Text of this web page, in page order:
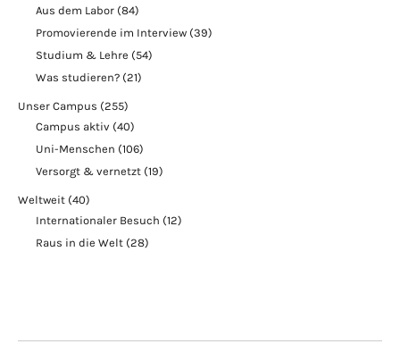
Aus dem Labor (84)
Promovierende im Interview (39)
Studium & Lehre (54)
Was studieren? (21)
Unser Campus (255)
Campus aktiv (40)
Uni-Menschen (106)
Versorgt & vernetzt (19)
Weltweit (40)
Internationaler Besuch (12)
Raus in die Welt (28)